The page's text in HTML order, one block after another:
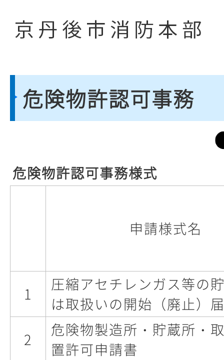
危険物許認可事務
危険物許認可事務様式
申請様式名
1
圧縮アセチレンガス等の
は取扱いの開始（廃止）
2
危険物製造所・貯蔵所・
置許可申請書